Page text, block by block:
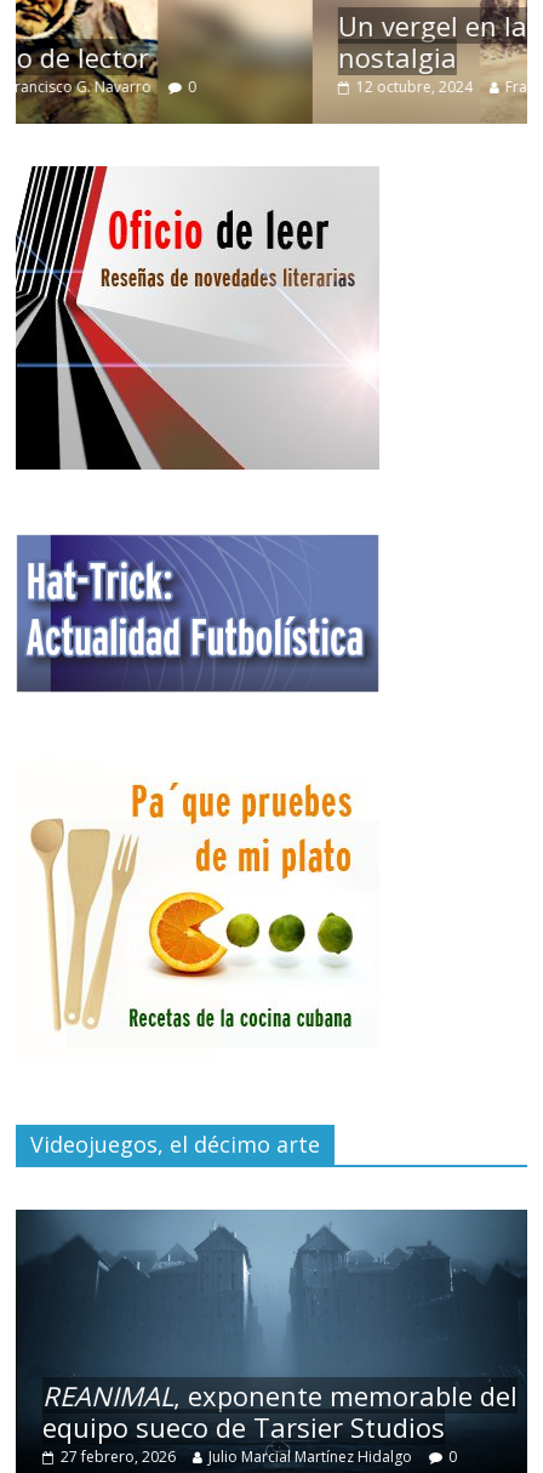
Un vergel en las nieblas de la
nostalgia
12 octubre, 2024 Francisco G. Navarro 0
Videojuegos, el décimo arte
REANIMAL, exponente memorable del
equipo sueco de Tarsier Studios
27 febrero, 2026 Julio Marcial Martínez Hidalgo 0